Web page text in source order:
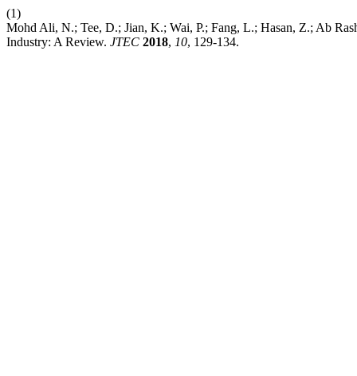
(1)
Mohd Ali, N.; Tee, D.; Jian, K.; Wai, P.; Fang, L.; Hasan, Z.; Ab
Industry: A Review. JTEC 2018, 10, 129-134.